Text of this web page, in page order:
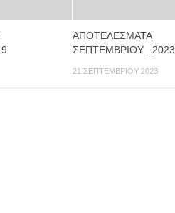
ΑΠΟΤΕΛΕΣΜΑΤΑ
ΣΕΠΤΕΜΒΡΙΟΥ _2023
21 ΣΕΠΤΕΜΒΡΊΟΥ 2023